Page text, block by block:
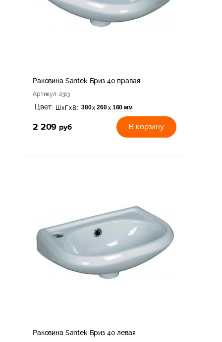
Santek Алькор
Раковина Santek Бриз 40 правая
Артикул: 2313
Цвет: ШхГхВ: 380х 260х 160 мм
2 209 руб В корзину
Раковина Santek Бриз 40 левая